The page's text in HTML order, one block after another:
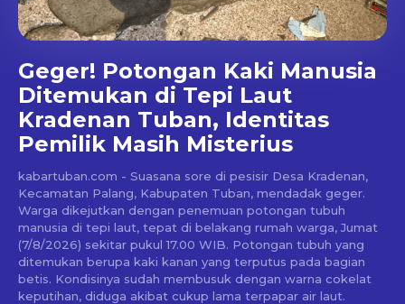
Geger! Potongan Kaki Manusia
Ditemukan di Tepi Laut
Kradenan Tuban, Identitas
Pemilik Masih Misterius
kabartuban.com - Suasana sore di pesisir Desa Kradenan,
Kecamatan Palang, Kabupaten Tuban, mendadak geger.
Warga dikejutkan dengan penemuan potongan tubuh
manusia di tepi laut, tepat di belakang rumah warga, Jumat
(7/8/2026) sekitar pukul 17.00 WIB. Potongan tubuh yang
ditemukan berupa kaki kanan yang terputus pada bagian
betis. Kondisinya sudah membusuk dengan warna cokelat
keputihan, diduga akibat cukup lama terpapar air laut.